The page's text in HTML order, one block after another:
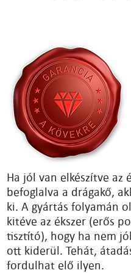
Ha jól van elkészítve az
befoglalva a drágakő,
ki. A gyártás folyamán
kitéve az ékszer (erős
tisztító), hogy ha nem
ott kiderül. Tehát,
fordulhat elő ilyen.